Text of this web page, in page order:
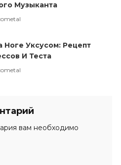
Музыканта
Ноге Уксусом: Рецепт
И Теста
вам необходимо